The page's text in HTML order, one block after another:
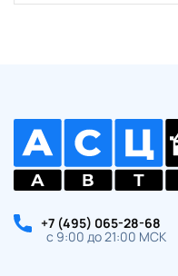
+7 (495) 065-28-68
с 9:00 до 21:00 МСК